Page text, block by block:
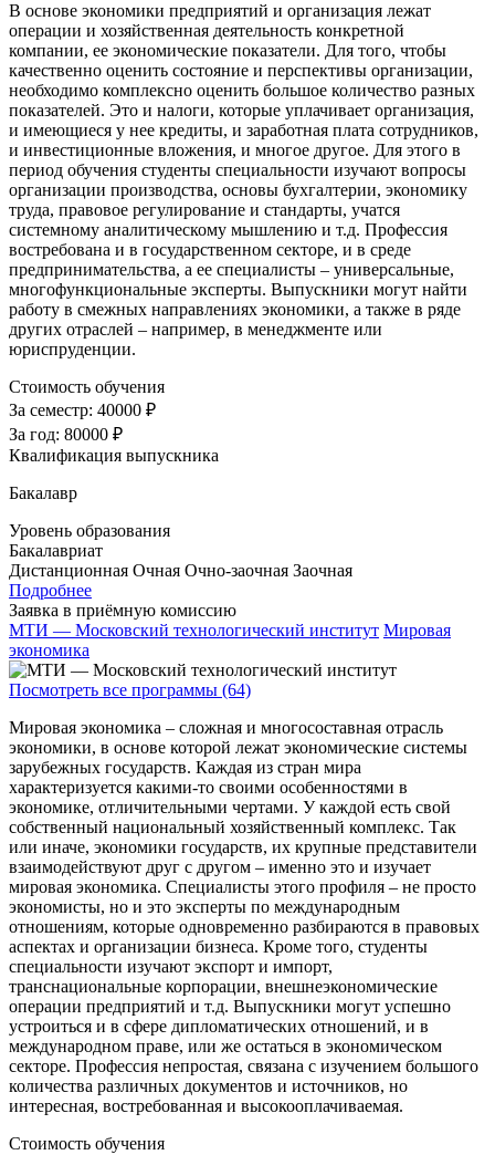
В основе экономики предприятий и организация лежат
операции и хозяйственная деятельность конкретной
компании, ее экономические показатели. Для того, чтобы
качественно оценить состояние и перспективы организации,
необходимо комплексно оценить большое количество разных
показателей. Это и налоги, которые уплачивает организация,
и имеющиеся у нее кредиты, и заработная плата сотрудников,
и инвестиционные вложения, и многое другое. Для этого в
период обучения студенты специальности изучают вопросы
организации производства, основы бухгалтерии, экономику
труда, правовое регулирование и стандарты, учатся
системному аналитическому мышлению и т.д. Профессия
востребована и в государственном секторе, и в среде
предпринимательства, а ее специалисты – универсальные,
многофункциональные эксперты. Выпускники могут найти
работу в смежных направлениях экономики, а также в ряде
других отраслей – например, в менеджменте или
юриспруденции.
Стоимость обучения
За семестр: 40000 ₽
За год: 80000 ₽
Квалификация выпускника
Бакалавр
Уровень образования
Бакалавриат
Дистанционная Очная Очно-заочная Заочная
Подробнее
Заявка в приёмную комиссию
МТИ — Московский технологический институт Мировая
экономика
Посмотреть все программы (64)
Мировая экономика – сложная и многосоставная отрасль
экономики, в основе которой лежат экономические системы
зарубежных государств. Каждая из стран мира
характеризуется какими-то своими особенностями в
экономике, отличительными чертами. У каждой есть свой
собственный национальный хозяйственный комплекс. Так
или иначе, экономики государств, их крупные представители
взаимодействуют друг с другом – именно это и изучает
мировая экономика. Специалисты этого профиля – не просто
экономисты, но и это эксперты по международным
отношениям, которые одновременно разбираются в правовых
аспектах и организации бизнеса. Кроме того, студенты
специальности изучают экспорт и импорт,
транснациональные корпорации, внешнеэкономические
операции предприятий и т.д. Выпускники могут успешно
устроиться и в сфере дипломатических отношений, и в
международном праве, или же остаться в экономическом
секторе. Профессия непростая, связана с изучением большого
количества различных документов и источников, но
интересная, востребованная и высокооплачиваемая.
Стоимость обучения